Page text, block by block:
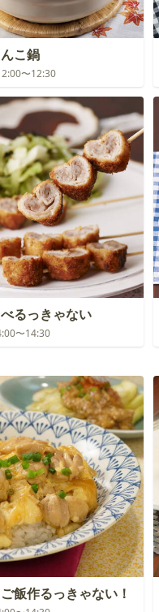
こ鍋
〜12:30
るっきゃない
〜14:30
飯作るっきゃない！